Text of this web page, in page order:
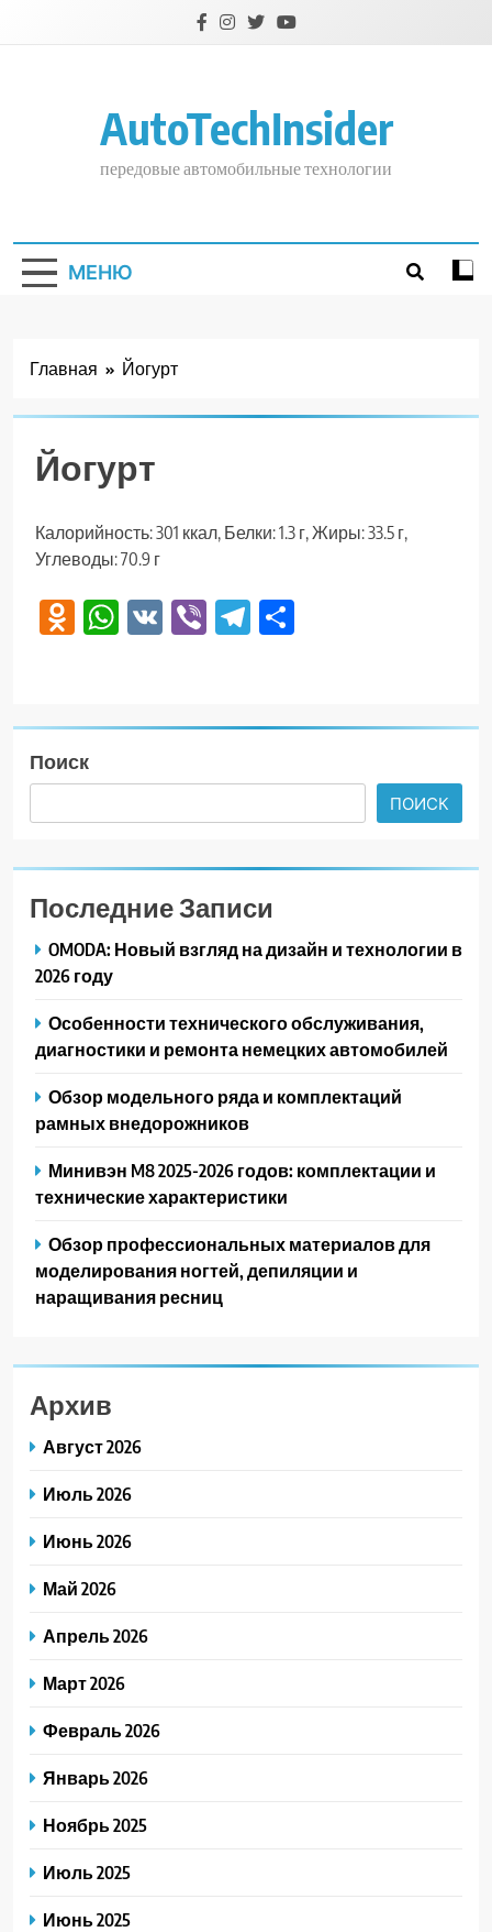
AutoTechInsider
передовые автомобильные технологии
МЕНЮ
Главная Йогурт
Йогурт
Калорийность: 301 ккал, Белки: 1.3 г, Жиры: 33.5 г,
Углеводы: 70.9 г
Odnoklassniki
WhatsApp
VK ViberTelegram
Поиск
ПОИСК
Последние Записи
OMODA: Новый взгляд на дизайн и технологии в
2026 году
Особенности технического обслуживания,
диагностики и ремонта немецких автомобилей
Обзор модельного ряда и комплектаций
рамных внедорожников
Минивэн M8 2025-2026 годов: комплектации и
технические характеристики
Обзор профессиональных материалов для
моделирования ногтей, депиляции и
наращивания ресниц
Архив
Август 2026
Июль 2026
Июнь 2026
Май 2026
Апрель 2026
Март 2026
Февраль 2026
Январь 2026
Ноябрь 2025
Июль 2025
Июнь 2025